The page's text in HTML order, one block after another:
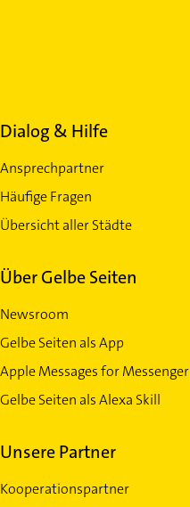
Dialog & Hilfe
Ansprechpartner
Häufige Fragen
Übersicht aller Städte
Über Gelbe Seiten
Newsroom
Gelbe Seiten als App
Apple Messages for Messenger
Gelbe Seiten als Alexa Skill
Unsere Partner
Kooperationspartner